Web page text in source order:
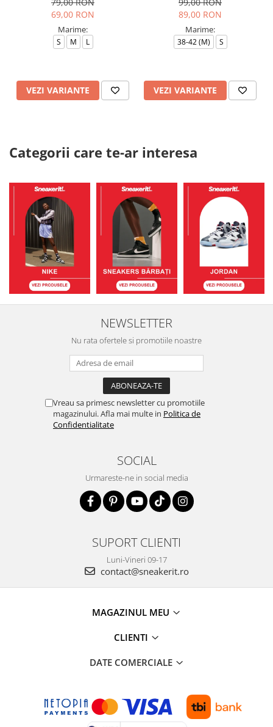
69,00 RON
Marime:
S M L
VEZI VARIANTE
89,00 RON
Marime:
38-42 (M) S
VEZI VARIANTE
Categorii care te-ar interesa
NEWSLETTER
Nu rata ofertele si promotiile noastre
Vreau sa primesc newsletter cu promotiile
magazinului. Afla mai multe in Politica de
Confidentialitate
SOCIAL
Urmareste-ne in social media
SUPORT CLIENTI
Luni-Vineri 09-17
contact@sneakerit.ro
MAGAZINUL MEU
CLIENTI
DATE COMERCIALE